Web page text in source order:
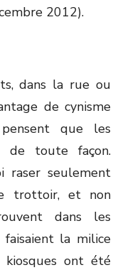
2012).
dans la rue ou
de cynisme
que les
de toute façon.
raser seulement
trottoir, et non
dans les
faisaient la milice
ont été